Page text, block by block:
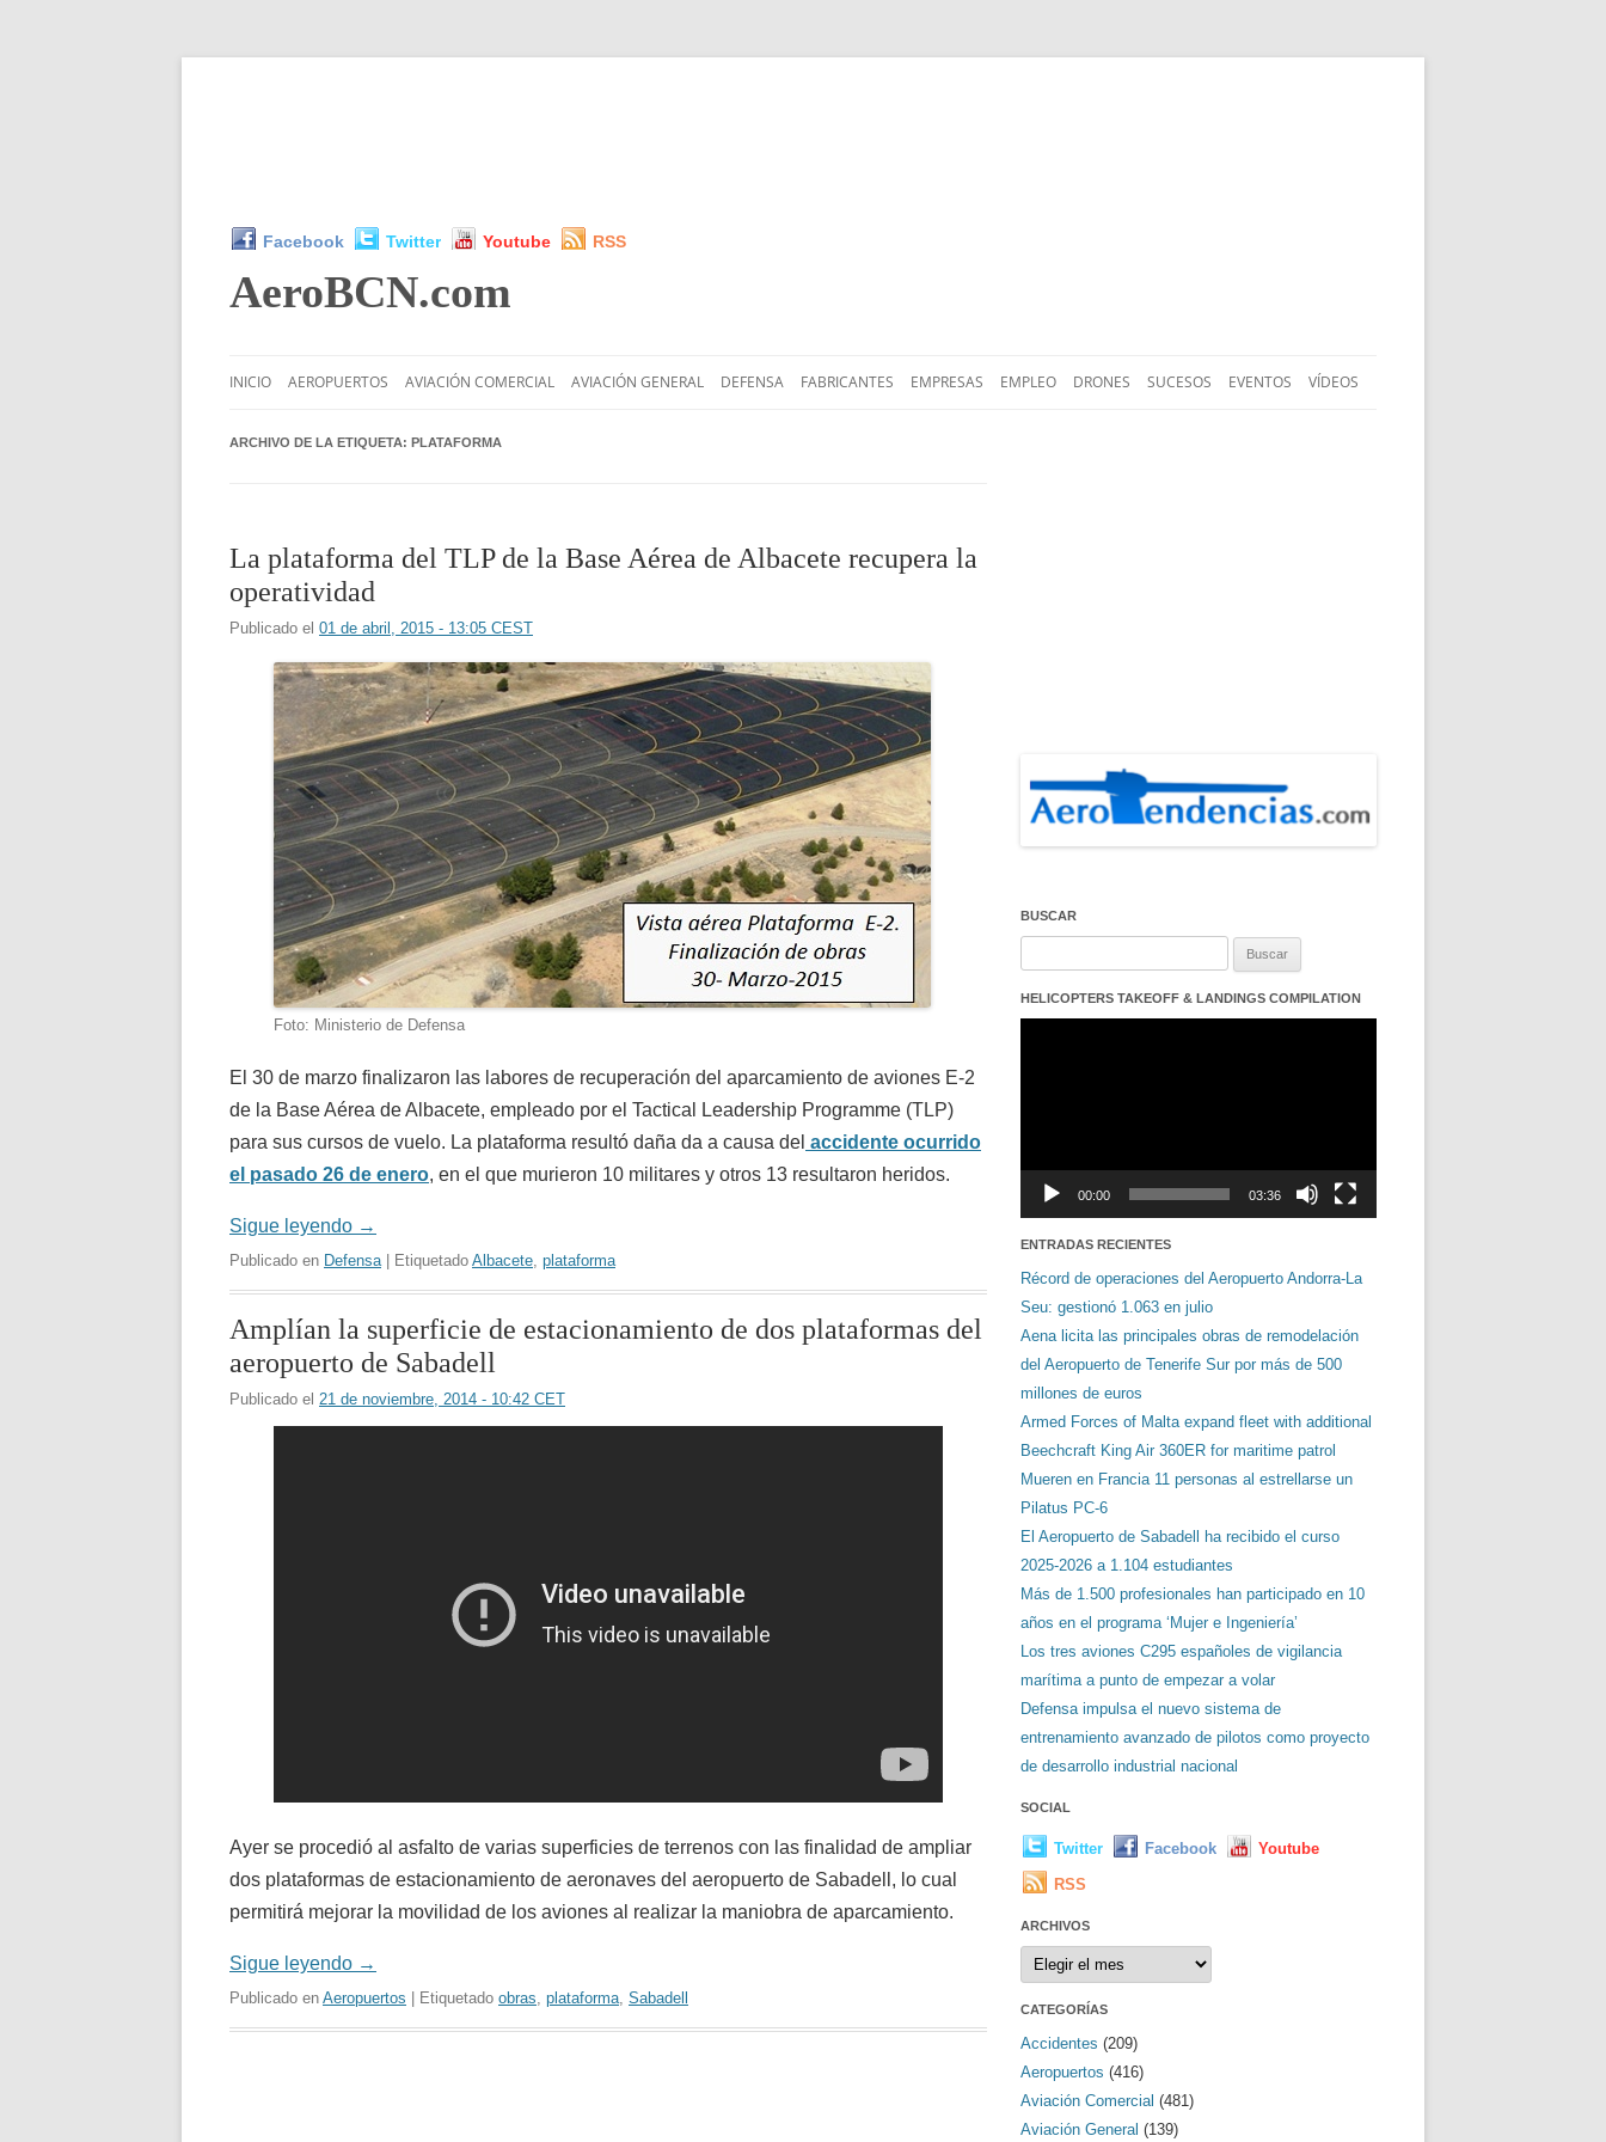
Facebook Twitter Youtube RSS
AeroBCN.com
al
INICIO AEROPUERTOS AVIACIÓN COMERCIAL AVIACIÓN GENERAL DEFENSA FABRICANTES EMPRESAS EMPLEO DRONES SUCESOS EVENTOS VÍDEOS
ARCHIVO DE LA ETIQUETA: PLATAFORMA
La plataforma del TLP de la Base Aérea de Albacete recupera la
operatividad
Publicado el 01 de abril, 2015 - 13:05 CEST
Foto: Ministerio de Defensa
El 30 de marzo finalizaron las labores de recuperación del aparcamiento de aviones E-2
de la Base Aérea de Albacete, empleado por el Tactical Leadership Programme (TLP)
para sus cursos de vuelo. La plataforma resultó daña da a causa del accidente ocurrido
el pasado 26 de enero, en el que murieron 10 militares y otros 13 resultaron heridos.
Sigue leyendo →
Publicado en Defensa | Etiquetado Albacete plataforma
Amplían la superficie de estacionamiento de dos plataformas del
aeropuerto de Sabadell
Publicado el 21 de noviembre, 2014 - 10:42 CET
Ayer se procedió al asfalto de varias superficies de terrenos con las finalidad de ampliar
dos plataformas de estacionamiento de aeronaves del aeropuerto de Sabadell, lo cual
permitirá mejorar la movilidad de los aviones al realizar la maniobra de aparcamiento.
Sigue leyendo →
Publicado en Aeropuertos | Etiquetado obras plataforma Sabadell
BUSCAR
HELICOPTERS TAKEOFF & LANDINGS COMPILATION
00:00 03:36
ENTRADAS RECIENTES
Récord de operaciones del Aeropuerto Andorra-La
Seu: gestionó 1.063 en julio
Aena licita las principales obras de remodelación
del Aeropuerto de Tenerife Sur por más de 500
millones de euros
Armed Forces of Malta expand fleet with additional
Beechcraft King Air 360ER for maritime patrol
Mueren en Francia 11 personas al estrellarse un
Pilatus PC-6
El Aeropuerto de Sabadell ha recibido el curso
2025-2026 a 1.104 estudiantes
Más de 1.500 profesionales han participado en 10
años en el programa ‘Mujer e Ingeniería’
Los tres aviones C295 españoles de vigilancia
marítima a punto de empezar a volar
Defensa impulsa el nuevo sistema de
entrenamiento avanzado de pilotos como proyecto
de desarrollo industrial nacional
SOCIAL
Twitter Facebook
Youtube
RSS
ARCHIVOS
Archivos
CATEGORÍAS
Accidentes (209)
Aeropuertos (416)
Aviación Comercial (481)
Aviación General (139)